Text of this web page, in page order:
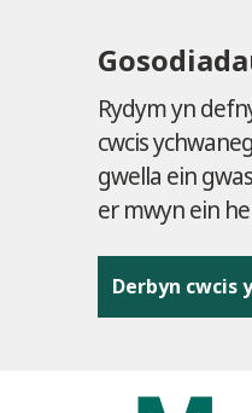
Rydym yn
cwcis
gwella ein
er mwyn ein
Derbyn cwcis